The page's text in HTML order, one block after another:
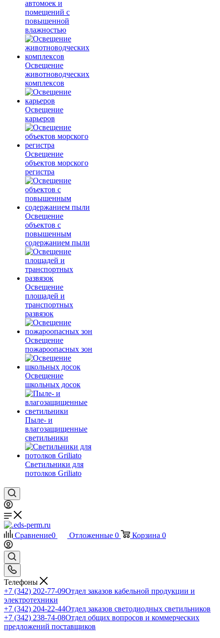
автомоек и
помещений с
повышенной
влажностью
Освещение
животноводческих
комплексов
Освещение
карьеров
Освещение
объектов морского
регистра
Освещение
объектов с
повышенным
содержанием пыли
Освещение
площадей и
транспортных
развязок
Освещение
пожароопасных зон
Освещение
школьных досок
Пыле- и
влагозащищенные
светильники
Светильники для
потолков Griliato
Сравнение0 Отложенные 0 Корзина 0
Телефоны
+7 (342) 202-77-09Отдел заказов кабельной продукции и
электротехники
+7 (342) 204-22-44Отдел заказов светодиодных светильников
+7 (342) 238-74-08Отдел общих вопросов и коммерческих
предложений поставщиков